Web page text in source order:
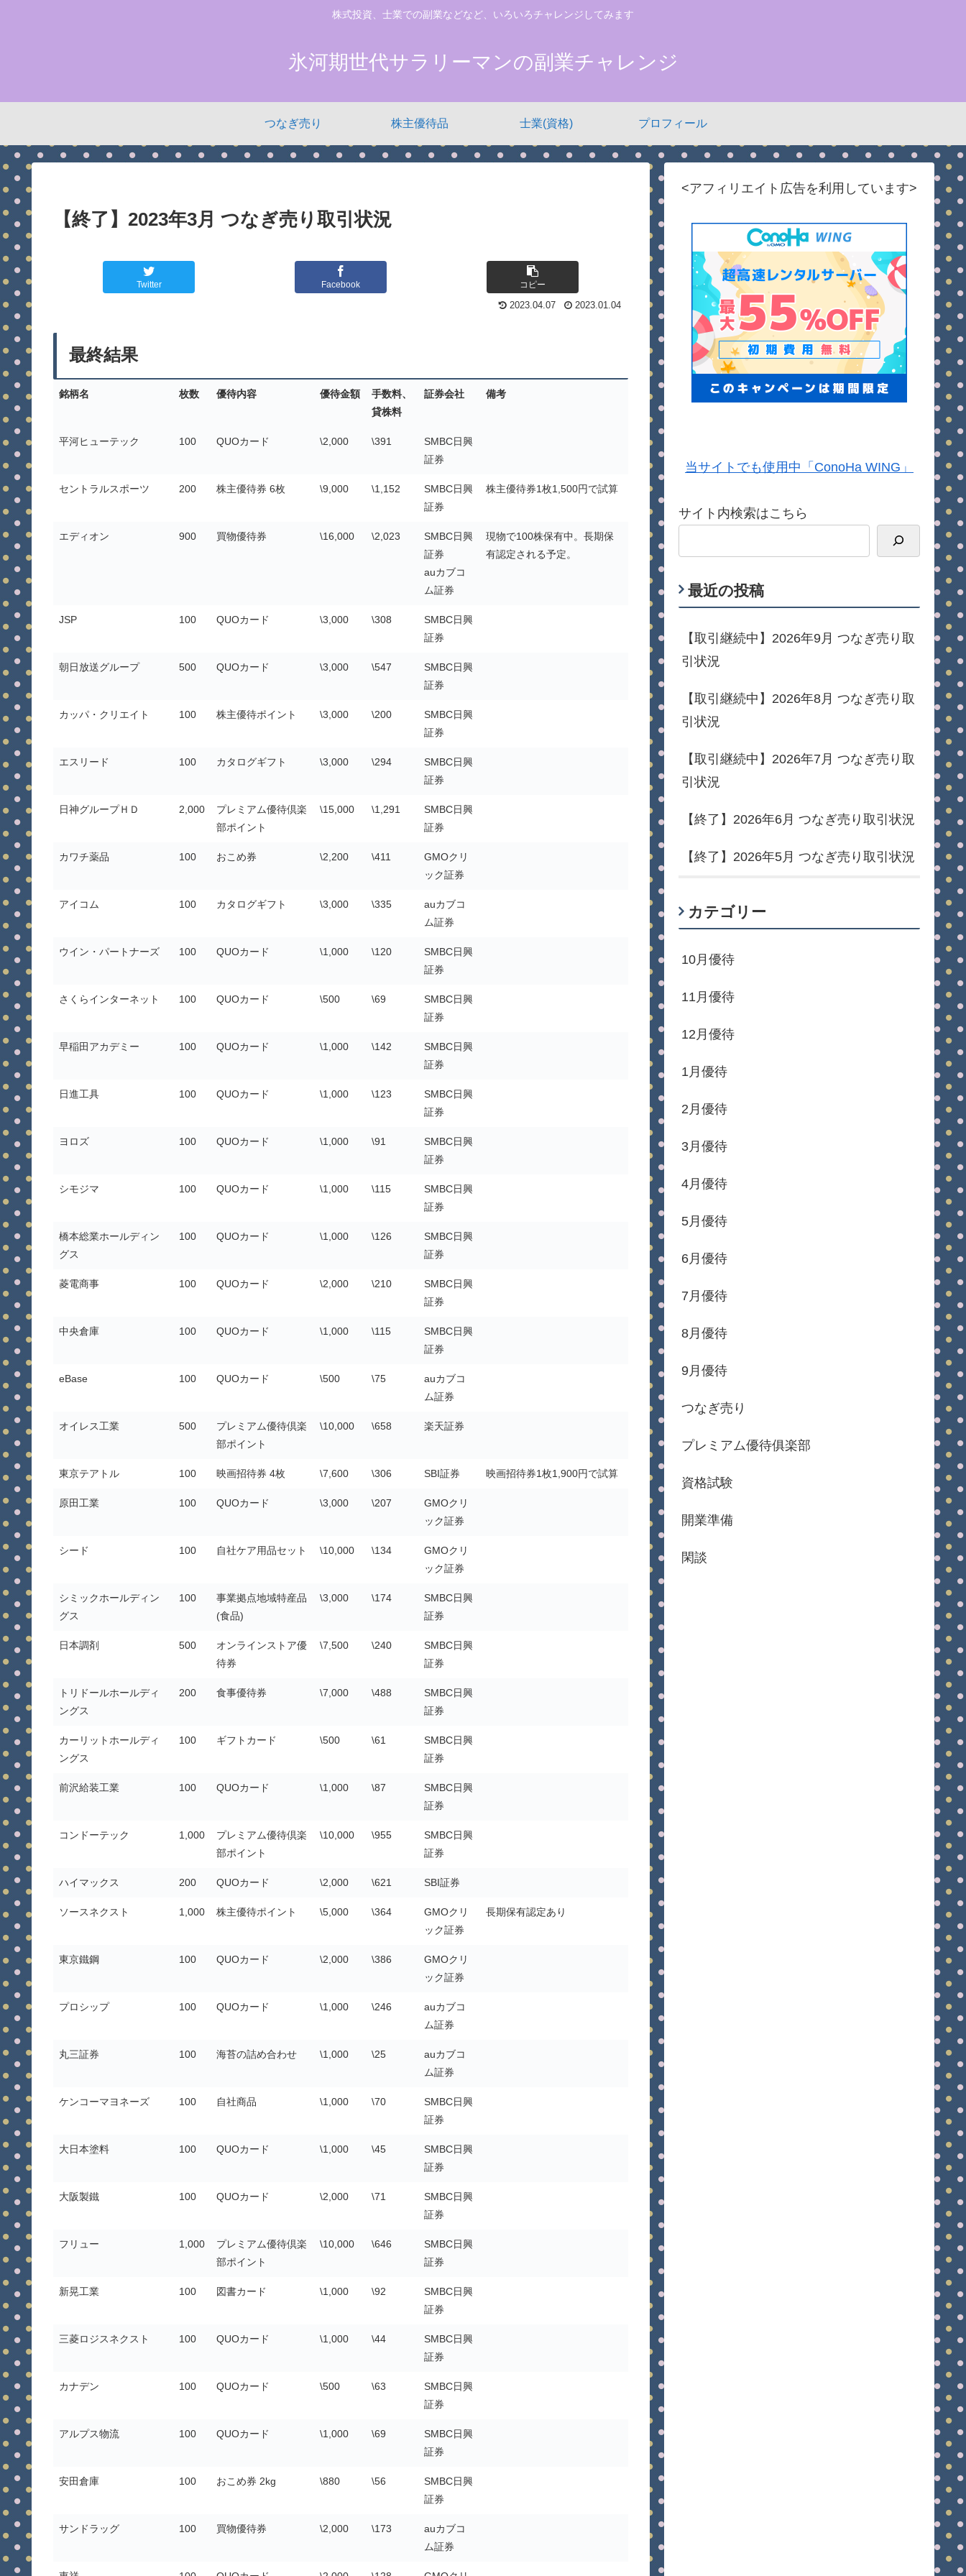
株式投資、士業での副業などなど、いろいろチャレンジしてみます
氷河期世代サラリーマンの副業チャレンジ
つなぎ売り 株主優待品 士業(資格) プロフィール
【終了】2023年3月 つなぎ売り取引状況
Twitter Facebook コピー
2023.04.07 2023.01.04
最終結果
銘柄名 枚数 優待内容 優待金額
手数料、
貸株料
証券会社 備考
平河ヒューテック 100 QUOカード \2,000 \391
SMBC日興
証券
セントラルスポーツ 200 株主優待券 6枚 \9,000 \1,152
SMBC日興
証券
株主優待券1枚1,500円で試算
エディオン 900 買物優待券 \16,000 \2,023
SMBC日興
証券
auカブコ
ム証券
現物で100株保有中。長期保
有認定される予定。
JSP 100 QUOカード \3,000 \308
SMBC日興
証券
朝日放送グループ 500 QUOカード \3,000 \547
SMBC日興
証券
カッパ・クリエイト 100 株主優待ポイント \3,000 \200
SMBC日興
証券
エスリード 100 カタログギフト \3,000 \294
SMBC日興
証券
日神グループＨＤ 2,000
プレミアム優待倶楽
部ポイント
\15,000 \1,291
SMBC日興
証券
カワチ薬品 100 おこめ券 \2,200 \411
GMOクリ
ック証券
アイコム 100 カタログギフト \3,000 \335
auカブコ
ム証券
ウイン・パートナーズ 100 QUOカード \1,000 \120
SMBC日興
証券
さくらインターネット 100 QUOカード \500 \69
SMBC日興
証券
早稲田アカデミー 100 QUOカード \1,000 \142
SMBC日興
証券
日進工具 100 QUOカード \1,000 \123
SMBC日興
証券
ヨロズ 100 QUOカード \1,000 \91
SMBC日興
証券
シモジマ 100 QUOカード \1,000 \115
SMBC日興
証券
橋本総業ホールディン
グス
100 QUOカード \1,000 \126
SMBC日興
証券
菱電商事 100 QUOカード \2,000 \210
SMBC日興
証券
中央倉庫 100 QUOカード \1,000 \115
SMBC日興
証券
eBase 100 QUOカード \500 \75
auカブコ
ム証券
オイレス工業 500
プレミアム優待倶楽
部ポイント
\10,000 \658 楽天証券
東京テアトル 100 映画招待券 4枚 \7,600 \306 SBI証券 映画招待券1枚1,900円で試算
原田工業 100 QUOカード \3,000 \207
GMOクリ
ック証券
シード 100 自社ケア用品セット \10,000 \134
GMOクリ
ック証券
シミックホールディン
グス
100
事業拠点地域特産品
(食品)
\3,000 \174
SMBC日興
証券
日本調剤 500
オンラインストア優
待券
\7,500 \240
SMBC日興
証券
トリドールホールディ
ングス
200 食事優待券 \7,000 \488
SMBC日興
証券
カーリットホールディ
ングス
100 ギフトカード \500 \61
SMBC日興
証券
前沢給装工業 100 QUOカード \1,000 \87
SMBC日興
証券
コンドーテック 1,000
プレミアム優待倶楽
部ポイント
\10,000 \955
SMBC日興
証券
ハイマックス 200 QUOカード \2,000 \621 SBI証券
ソースネクスト 1,000 株主優待ポイント \5,000 \364
GMOクリ
ック証券
長期保有認定あり
東京鐵鋼 100 QUOカード \2,000 \386
GMOクリ
ック証券
プロシップ 100 QUOカード \1,000 \246
auカブコ
ム証券
丸三証券 100 海苔の詰め合わせ \1,000 \25
auカブコ
ム証券
ケンコーマヨネーズ 100 自社商品 \1,000 \70
SMBC日興
証券
大日本塗料 100 QUOカード \1,000 \45
SMBC日興
証券
大阪製鐵 100 QUOカード \2,000 \71
SMBC日興
証券
フリュー 1,000
プレミアム優待倶楽
部ポイント
\10,000 \646
SMBC日興
証券
新晃工業 100 図書カード \1,000 \92
SMBC日興
証券
三菱ロジスネクスト 100 QUOカード \1,000 \44
SMBC日興
証券
カナデン 100 QUOカード \500 \63
SMBC日興
証券
アルプス物流 100 QUOカード \1,000 \69
SMBC日興
証券
安田倉庫 100 おこめ券 2kg \880 \56
SMBC日興
証券
サンドラッグ 100 買物優待券 \2,000 \173
auカブコ
ム証券
<アフィリエイト広告を利用しています>
当サイトでも使用中「ConoHa WING」
サイト内検索はこちら
最近の投稿
【取引継続中】2026年9月 つなぎ売り取
引状況
【取引継続中】2026年8月 つなぎ売り取
引状況
【取引継続中】2026年7月 つなぎ売り取
引状況
【終了】2026年6月 つなぎ売り取引状況
【終了】2026年5月 つなぎ売り取引状況
カテゴリー
10月優待
11月優待
12月優待
1月優待
2月優待
3月優待
4月優待
5月優待
6月優待
7月優待
8月優待
9月優待
つなぎ売り
プレミアム優待俱楽部
資格試験
開業準備
閑談